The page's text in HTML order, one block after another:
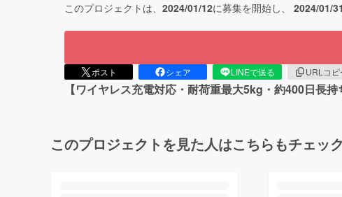
このプロジェクトは、 2024/01/12に募集を開始し、 2024/01/31
ポスト シェア LINEで送る URLコピ
【ワイヤレス充電対応・耐荷重最大5kg・約400日長持
このプロジェクトを見た人はこちらもチェッ